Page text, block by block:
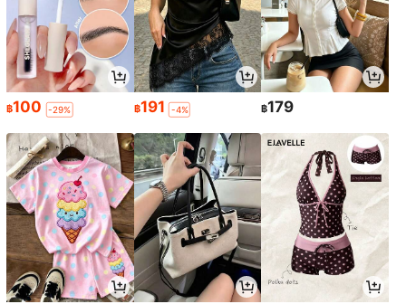
฿100 -29% ฿191 -4% ฿179